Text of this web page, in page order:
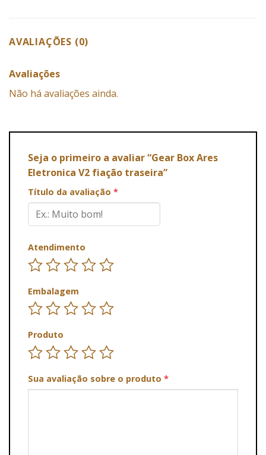
AVALIAÇÕES (0)
Avaliações
Não há avaliações ainda.
Seja o primeiro a avaliar “Gear Box Ares
Eletronica V2 fiação traseira”
Título da avaliação *
Atendimento
Embalagem
Produto
Sua avaliação sobre o produto *